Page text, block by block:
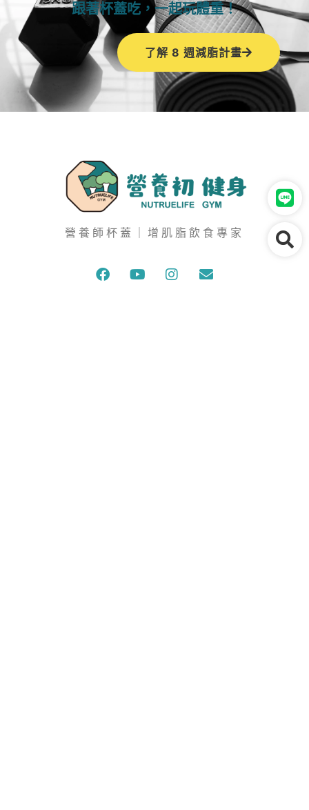
跟著杯蓋吃，一起玩體重！
了解 8 週減脂計畫
營養師杯蓋｜增肌脂飲食專家